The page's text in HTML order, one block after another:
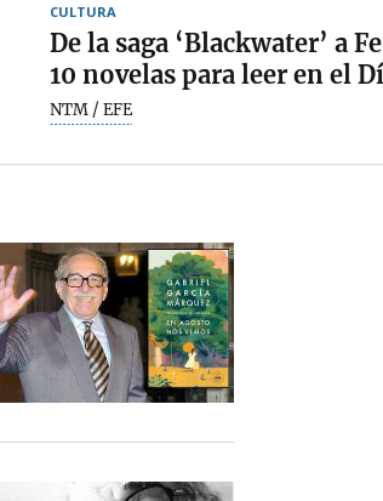
CULTURA
De la saga ‘Blackwater’ a
10 novelas para leer en el
NTM / EFE